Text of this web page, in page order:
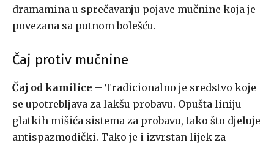
dramamina u sprečavanju pojave mučnine koja je
povezana sa putnom bolešću.
Čaj protiv mučnine
Čaj od kamilice – Tradicionalno je sredstvo koje
se upotrebljava za lakšu probavu. Opušta liniju
glatkih mišića sistema za probavu, tako što djeluje
antispazmodički. Tako je i izvrstan lijek za